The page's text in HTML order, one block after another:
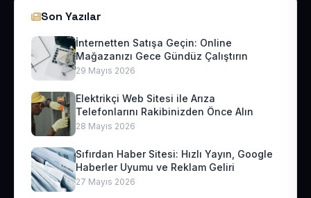
Son Yazılar
İnternetten Satışa Geçin: Online
Mağazanızı Gece Gündüz Çalıştırın
29 Mayıs 2026
Elektrikçi Web Sitesi ile Arıza
Telefonlarını Rakibinizden Önce Alın
28 Mayıs 2026
Sıfırdan Haber Sitesi: Hızlı Yayın, Google
Haberler Uyumu ve Reklam Geliri
27 Mayıs 2026